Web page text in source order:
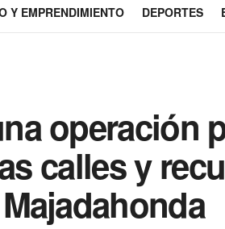
Y EMPRENDIMIENTO DEPORTES
operación
calles y